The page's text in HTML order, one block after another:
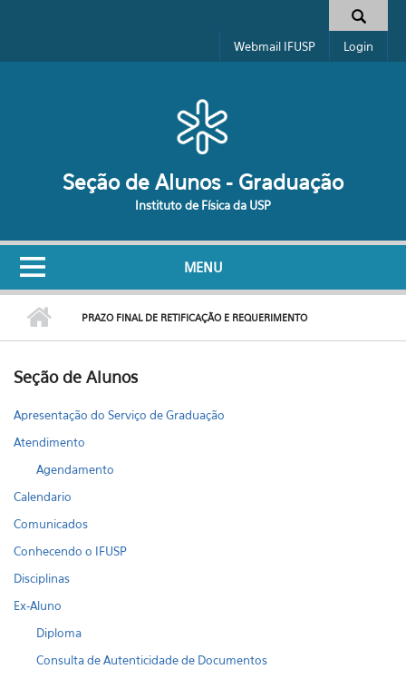
Formulário de busca
Webmail IFUSP Login
Seção de Alunos - Graduação
Instituto de Física da USP
MENU
PRAZO FINAL DE RETIFICAÇÃO E REQUERIMENTO
Seção de Alunos
Apresentação do Serviço de Graduação
Atendimento
Agendamento
Calendario
Comunicados
Conhecendo o IFUSP
Disciplinas
Ex-Aluno
Diploma
Consulta de Autenticidade de Documentos